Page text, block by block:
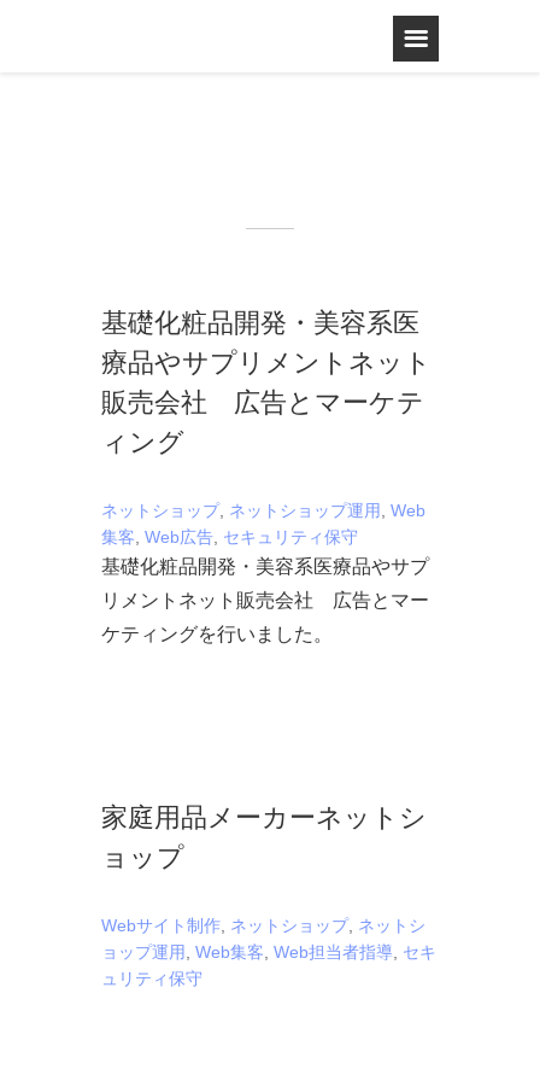
基礎化粧品開発・美容系医
療品やサプリメントネット
販売会社 広告とマーケテ
ィング
ネットショップ, ネットショップ運用
Web
集客 Web広告 セキュリティ保守
基礎化粧品開発・美容系医療品やサプ
リメントネット販売会社 広告とマー
ケティングを行いました。
家庭用品メーカーネットシ
ョップ
Webサイト制作 ネットショップ, ネットシ
ョップ運用
Web集客 Web担当者指導 セキ
ュリティ保守